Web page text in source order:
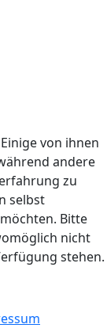
von ihnen
andere
zu
selbst
Bitte
nicht
stehen.